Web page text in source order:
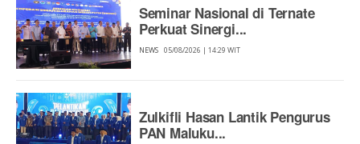
Seminar Nasional di Ternate
Perkuat Sinergi...
NEWS 05/08/2026 | 14:29 WIT
Zulkifli Hasan Lantik Pengurus
PAN Maluku...